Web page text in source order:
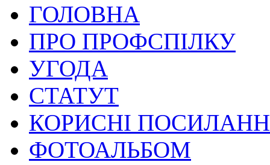
ГОЛОВНА
ПРО ПРОФСПІЛКУ
УГОДА
СТАТУТ
КОРИСНІ
ФОТОАЛЬБОМ